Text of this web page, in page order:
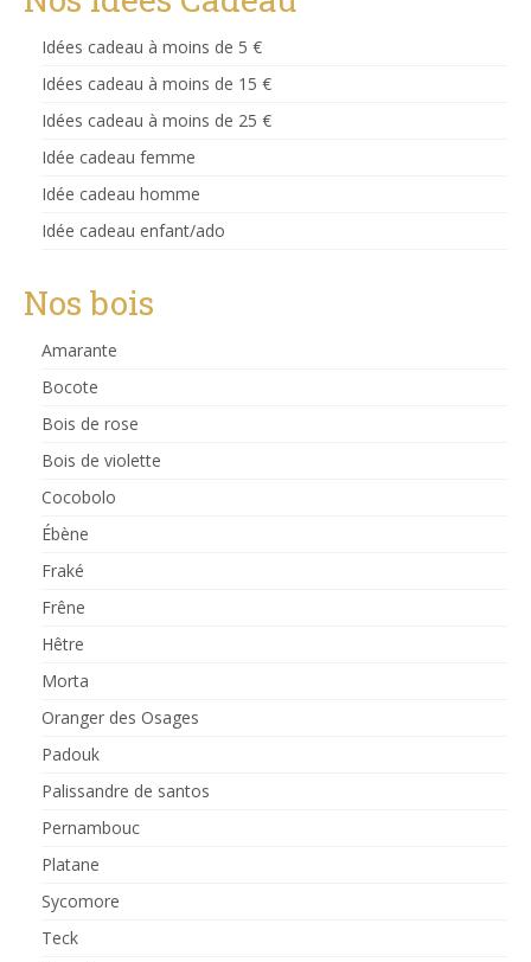
Idées cadeau à moins de 5 €
Idées cadeau à moins de 15 €
Idées cadeau à moins de 25 €
Idée cadeau femme
Idée cadeau homme
Idée cadeau enfant/ado
Nos bois
Amarante
Bocote
Bois de rose
Bois de violette
Cocobolo
Ébène
Fraké
Frêne
Hêtre
Morta
Oranger des Osages
Padouk
Palissandre de santos
Pernambouc
Platane
Sycomore
Teck